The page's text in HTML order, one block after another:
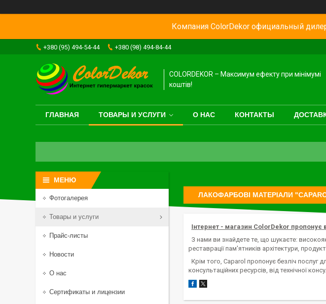
Компания ColorDekor официальный
+380 (95) 494-54-44 +380 (98) 494-84-44
COLORDEKOR – Максимум ефекту при мінімумі
коштів!
ГЛАВНАЯ ТОВАРЫ И УСЛУГИ О НАС КОНТАКТЫ
ЛАКОФАРБОВІ МАТЕРІАЛИ
Інтернет - магазин ColorDekor пропонує
З нами ви знайдете те, що шукаєте:
реставрації пам'ятників архітектури,
Крім того, Caparol пропонує безліч послуг
консультаційних ресурсів, від технічної
Фотогалерея
Товары и услуги
Прайс-листы
Новости
О нас
Сертификаты и лицензии